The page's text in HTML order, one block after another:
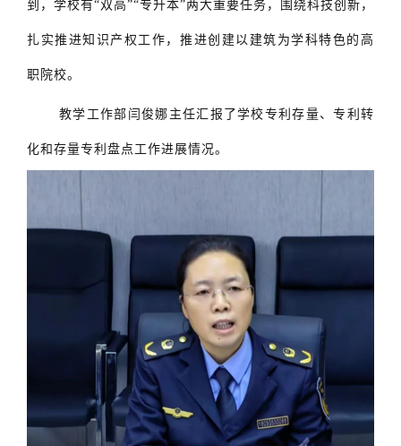
到，学校有“双高”“专升本”两大重要任务，围绕科技创新，
扎实推进知识产权工作，推进创建以建筑为学科特色的高
职院校。
教学工作部闫俊娜主任汇报了学校专利存量、专利转
化和存量专利盘点工作进展情况。